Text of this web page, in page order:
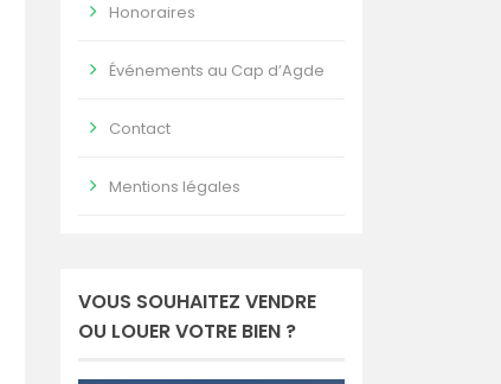
Honoraires
Événements au Cap d’Agde
Contact
Mentions légales
VOUS SOUHAITEZ VENDRE
OU LOUER VOTRE BIEN ?